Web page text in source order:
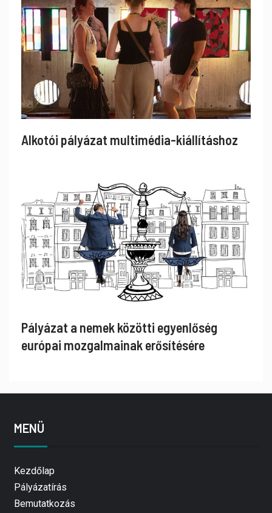
Alkotói pályázat multimédia-kiállításhoz
Pályázat a nemek közötti egyenlőség
európai mozgalmainak erősítésére
MENÜ
Kezdőlap
Pályázatírás
Bemutatkozás